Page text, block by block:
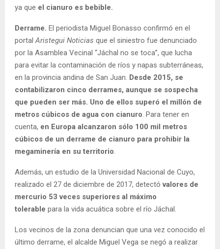
ya que el cianuro es bebible.
Derrame. El periodista Miguel Bonasso confirmó en el
portal Aristegui Noticias que el siniestro fue denunciado
por la Asamblea Vecinal “Jáchal no se toca”, que lucha
para evitar la contaminación de ríos y napas subterráneas,
en la provincia andina de San Juan. Desde 2015, se
contabilizaron cinco derrames, aunque se sospecha
que pueden ser más. Uno de ellos superó el millón de
metros cúbicos de agua con cianuro . Para tener en
cuenta, en Europa alcanzaron sólo 100 mil metros
cúbicos de un derrame de cianuro para prohibir la
megaminería en su territorio
Además, un estudio de la Universidad Nacional de Cuyo,
realizado el 27 de diciembre de 2017, detectó valores de
mercurio 53 veces superiores al máximo
tolerable para la vida acuática sobre el río Jáchal.
Los vecinos de la zona denuncian que una vez conocido el
último derrame, el alcalde Miguel Vega se negó a realizar